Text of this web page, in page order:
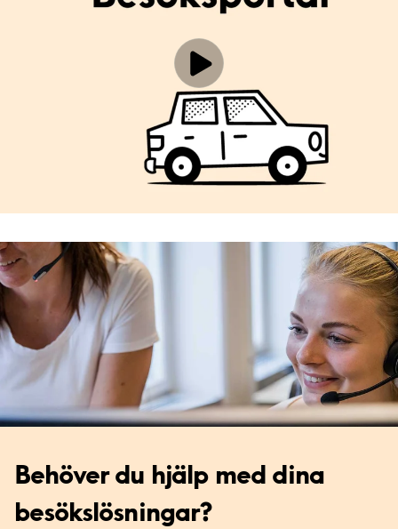
Behöver du hjälp med dina
besökslösningar?